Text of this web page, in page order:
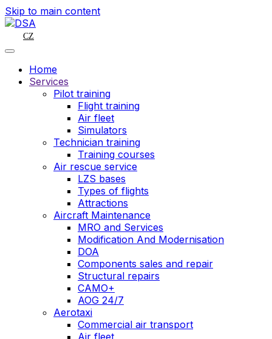
Skip to main content
CZ
Home
Services
Pilot training
Flight training
Air fleet
Simulators
Technician training
Training courses
Air rescue service
LZS bases
Types of flights
Attractions
Aircraft Maintenance
MRO and Services
Modification And Modernisation
DOA
Components sales and repair
Structural repairs
CAMO+
AOG 24/7
Aerotaxi
Commercial air transport
Air fleet